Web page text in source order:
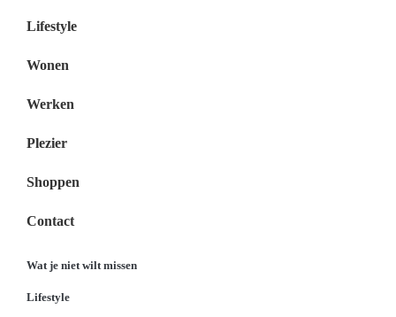
Lifestyle
Wonen
Werken
Plezier
Shoppen
Contact
Wat je niet wilt missen
Lifestyle